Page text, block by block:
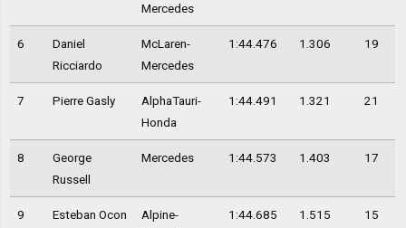
Mercedes
6
Daniel
Ricciardo
McLaren-
Mercedes
1:44.476 1.306 19
7 Pierre Gasly
AlphaTauri-
Honda
1:44.491 1.321 21
8
George
Russell
Mercedes 1:44.573 1.403 17
9 Esteban Ocon
Alpine-
1:44.685 1.515 15